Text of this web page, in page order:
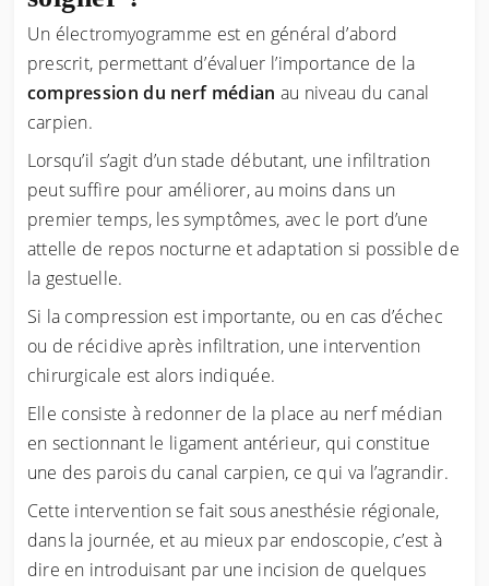
Un électromyogramme est en général d’abord
prescrit, permettant d’évaluer l’importance de la
compression du nerf médian au niveau du canal
carpien.
Lorsqu’il s’agit d’un stade débutant, une infiltration
peut suffire pour améliorer, au moins dans un
premier temps, les symptômes, avec le port d’une
attelle de repos nocturne et adaptation si possible de
la gestuelle.
Si la compression est importante, ou en cas d’échec
ou de récidive après infiltration, une intervention
chirurgicale est alors indiquée.
Elle consiste à redonner de la place au nerf médian
en sectionnant le ligament antérieur, qui constitue
une des parois du canal carpien, ce qui va l’agrandir.
Cette intervention se fait sous anesthésie régionale,
dans la journée, et au mieux par endoscopie, c’est à
dire en introduisant par une incision de quelques